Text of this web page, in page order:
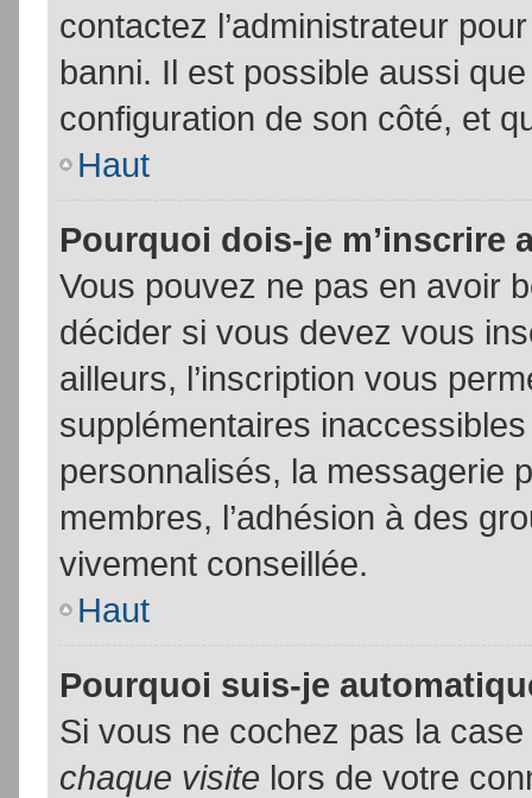
contactez l’administrateur
banni. Il est possible aussi
configuration de son côté, et
Haut
Pourquoi dois-je m’inscrire
Vous pouvez ne pas en avoir
décider si vous devez vous
ailleurs, l’inscription vous
supplémentaires
personnalisés, la messagerie
membres, l’adhésion à des
vivement conseillée.
Haut
Pourquoi suis-je
Si vous ne cochez pas la case
chaque visite lors de votre